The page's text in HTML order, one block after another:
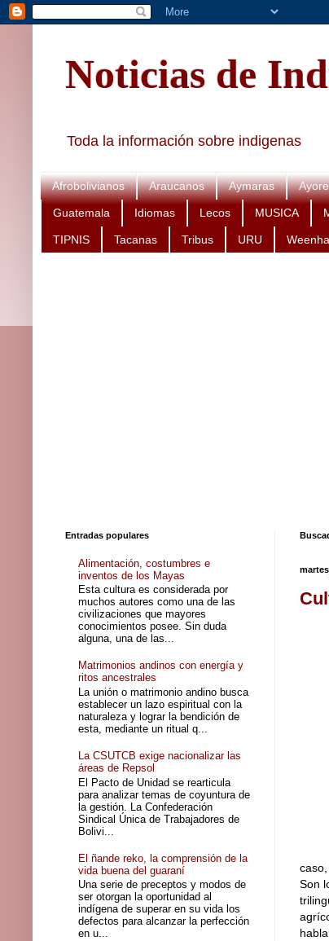
Noticias de
Toda la información sobre indigenas
Afrobolivianos Araucanos Aymaras
Guatemala Idiomas Lecos MUSICA
TIPNIS Tacanas Tribus URU
Son
Entradas populares
Alimentación, costumbres e
inventos de los Mayas
Esta cultura es considerada por
muchos autores como una de las
civilizaciones que mayores
conocimientos posee. Sin duda
alguna, una de las...
Matrimonios andinos con energía y
ritos ancestrales
La unión o matrimonio andino busca
establecer un lazo espiritual con la
naturaleza y lograr la bendición de
esta, mediante un ritual q...
La CSUTCB exige nacionalizar las
áreas de Repsol
El Pacto de Unidad se rearticula
para analizar temas de coyuntura de
la gestión. La Confederación
Sindical Única de Trabajadores de
Bolivi...
El ñande reko, la comprensión de la
vida buena del guaraní
Una serie de preceptos y modos de
ser otorgan la oportunidad al
indígena de superar en su vida los
defectos para alcanzar la perfección
en u...